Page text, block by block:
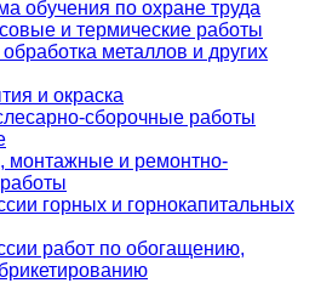
обучения по охране труда
и термические работы
металлов и других
и окраска
сборочные работы
монтажные и ремонтно-
горных и горнокапитальных
работ по обогащению,